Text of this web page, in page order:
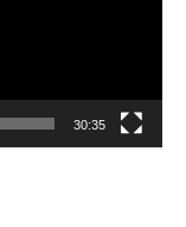
30:35